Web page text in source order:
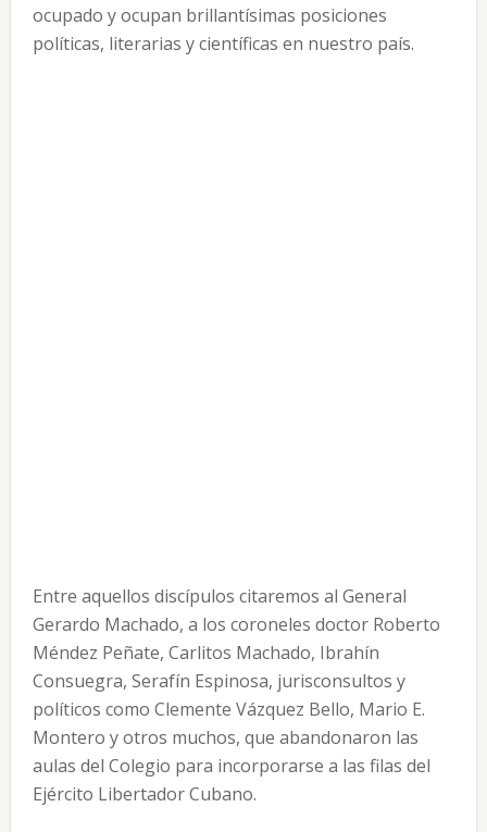
ocupado y ocupan brillantísimas posiciones
políticas, literarias y científicas en nuestro país.
Entre aquellos discípulos citaremos al General
Gerardo Machado, a los coroneles doctor Roberto
Méndez Peñate, Carlitos Machado, Ibrahín
Consuegra, Serafín Espinosa, jurisconsultos y
políticos como Clemente Vázquez Bello, Mario E.
Montero y otros muchos, que abandonaron las
aulas del Colegio para incorporarse a las filas del
Ejército Libertador Cubano.